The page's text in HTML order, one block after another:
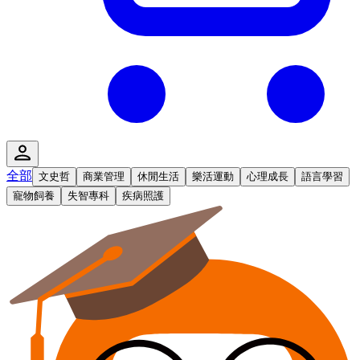
全部 文史哲 商業管理 休閒生活 樂活運動 心理成長
語言學習
寵物飼養
失智專科 疾病照護